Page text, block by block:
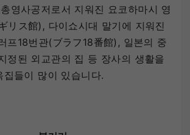
영사공저로서 지워진 요코하마시 영
リス館), 다이쇼시대 말기에 지워진
프18번관(ブラフ18番館), 일본의 중
정된 외교관의 집 등 장사의 생활을
들이 많이 있습니다.